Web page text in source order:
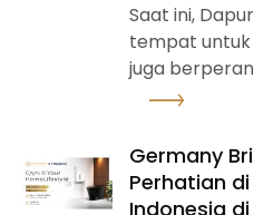
Saat ini,
tempat
juga berperan
Germany
Perhatian
Indonesia di